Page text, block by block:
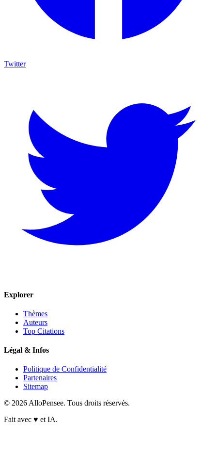
Twitter
Explorer
Thèmes
Auteurs
Top Citations
Légal & Infos
Politique de Confidentialité
Partenaires
Sitemap
© 2026 AlloPensee. Tous droits réservés.
Fait avec ♥ et IA.